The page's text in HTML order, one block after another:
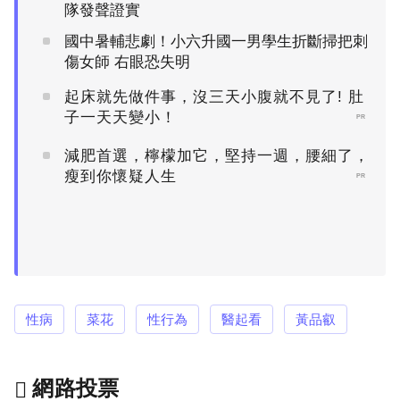
隊發聲證實
國中暑輔悲劇！小六升國一男學生折斷掃把刺
傷女師 右眼恐失明
起床就先做件事，沒三天小腹就不見了! 肚
子一天天變小！
PR
減肥首選，檸檬加它，堅持一週，腰細了，
瘦到你懷疑人生
PR
性病 菜花 性行為 醫起看 黃品叡
網路投票